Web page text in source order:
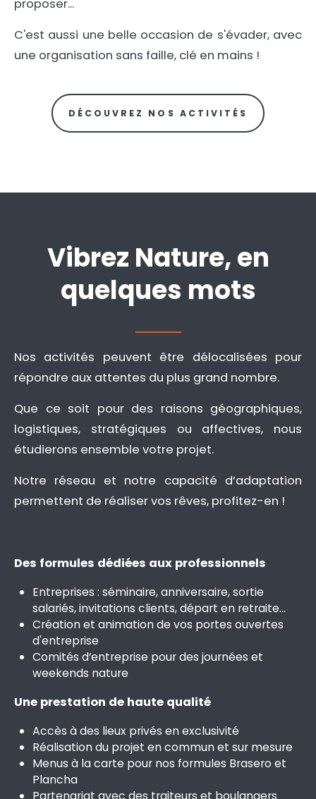
proposer...
C'est aussi une belle occasion de s'évader, avec
une organisation sans faille, clé en mains !
DÉCOUVREZ NOS ACTIVITÉS
Vibrez Nature, en
quelques mots
Nos activités peuvent être délocalisées pour
répondre aux attentes du plus grand nombre.
Que ce soit pour des raisons géographiques,
logistiques, stratégiques ou affectives, nous
étudierons ensemble votre projet.
Notre réseau et notre capacité d’adaptation
permettent de réaliser vos rêves, profitez-en !
Des formules dédiées aux professionnels
Entreprises : séminaire, anniversaire, sortie
salariés, invitations clients, départ en retraite…
Création et animation de vos portes ouvertes
d'entreprise
Comités d’entreprise pour des journées et
weekends nature
Une prestation de haute qualité
Accès à des lieux privés en exclusivité
Réalisation du projet en commun et sur mesure
Menus à la carte pour nos formules Brasero et
Plancha